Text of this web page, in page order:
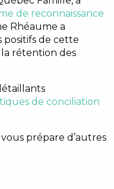
de reconnaissance
Rhéaume a
de cette
rétention des
de conciliation
prépare d’autres